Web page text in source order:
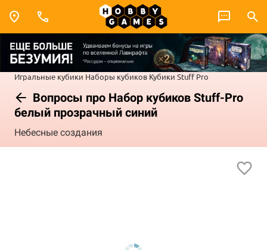
Игральные кубики Наборы кубиков Кубики Stuff Pro
Вопросы про Набор кубиков Stuff-Pro
белый прозрачный синий
Небесные создания